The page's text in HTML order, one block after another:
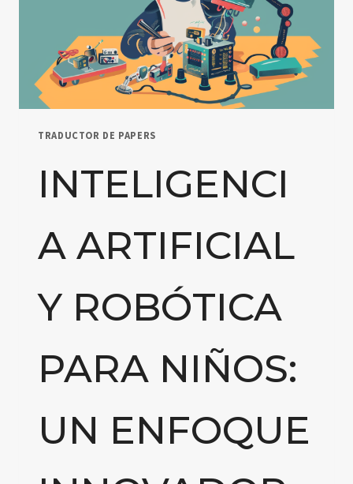
TRADUCTOR DE PAPERS
INTELIGENCI
A ARTIFICIAL
Y ROBÓTICA
PARA NIÑOS:
UN ENFOQUE